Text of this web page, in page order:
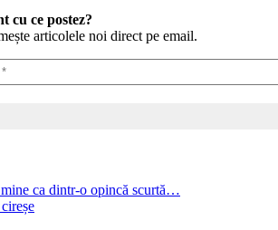
cu ce postez?
articolele noi direct pe email.
ca dintr-o opincă scurtă…